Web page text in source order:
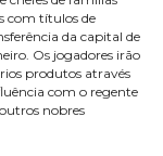
com títulos de
da capital de
Os jogadores irão
produtos através
com o regente
nobres